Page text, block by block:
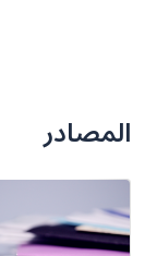
المصادر